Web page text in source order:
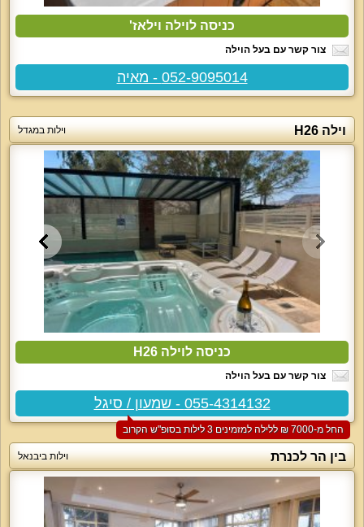
כניסה לוילה וילאז'
צור קשר עם בעל הוילה
052-9095014 - מאיה
וילה H26 וילות במגדל
כניסה לוילה H26
צור קשר עם בעל הוילה
055-4314132 - שמעון / סיגל
החל מ-‏7000 ₪ ללילה למזמינים 3 לילות בסופ"ש הקרוב
בין הר לכנרת וילות ביבנאל